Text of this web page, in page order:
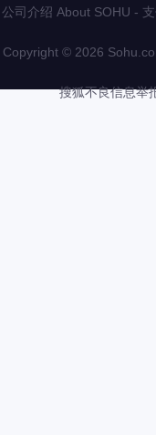
公司介绍 About SOHU -
Copyright © 2026
搜狐不良信息举